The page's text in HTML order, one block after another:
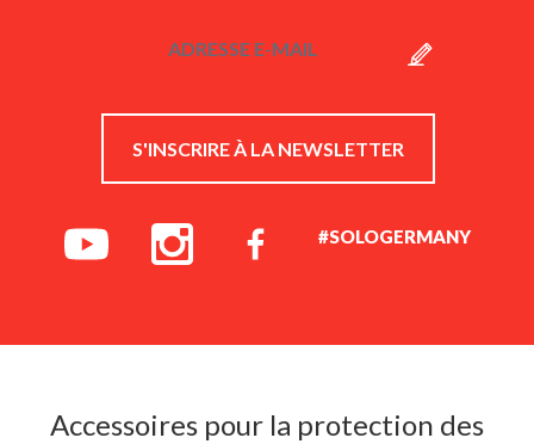
S'INSCRIRE À LA NEWSLETTER
#SOLOGERMANY
Accessoires pour la protection des